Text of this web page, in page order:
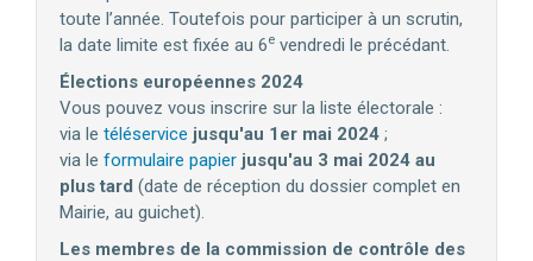
toute l’année. Toutefois pour participer à un scrutin,
la date limite est fixée au 6e vendredi le précédant.
Élections européennes 2024
Vous pouvez vous inscrire sur la liste électorale :
via le téléservice jusqu'au 1er mai 2024 ;
via le formulaire papier jusqu'au 3 mai 2024 au
plus tard (date de réception du dossier complet en
Mairie, au guichet).
Les membres de la commission de contrôle des